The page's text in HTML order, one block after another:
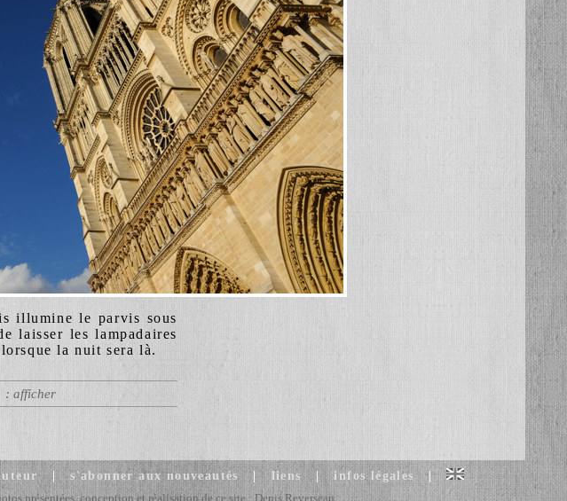
illumine le parvis sous
laisser les lampadaires
la nuit sera là.
: afficher
|s'abonner aux nouveautés | liens | infos légales |
présentées, conception et réalisation de ce site : Denis Reverseau